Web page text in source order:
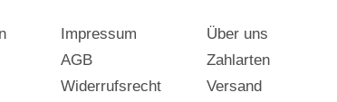
Impressum
AGB
Widerrufsrecht
Über uns
Zahlarten
Versand